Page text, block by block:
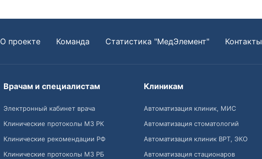
О проекте Команда Статистика "МедЭлемент" Контакты
Врачам и специалистам
Электронный кабинет врача
Клинические протоколы МЗ РК
Клинические рекомендации РФ
Клинические протоколы МЗ РБ
Клиникам
Автоматизация клиник, МИС
Автоматизация стоматологий
Автоматизация клиник ВРТ, ЭКО
Автоматизация стационаров